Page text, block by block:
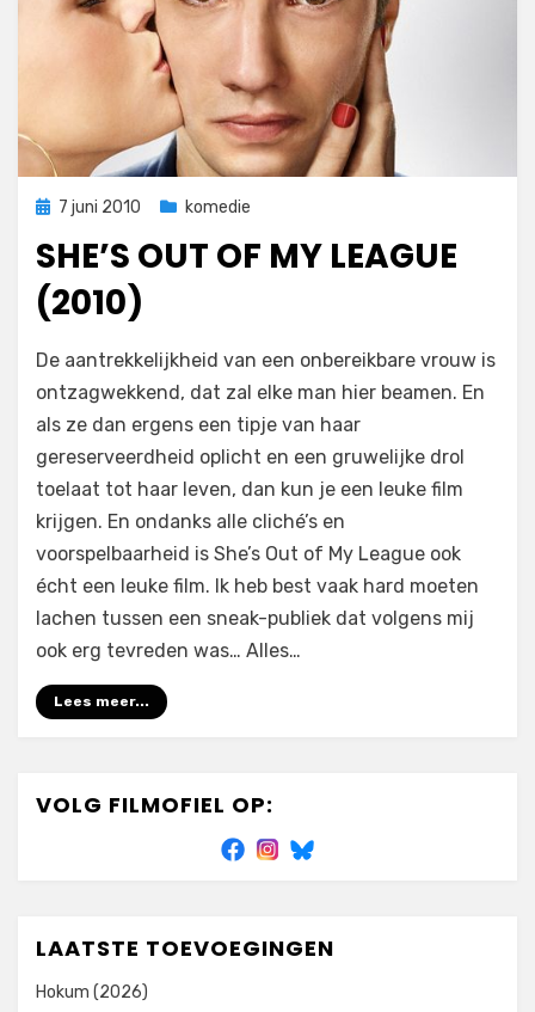
Geplaatst
7 juni 2010 komedie
SHE’S OUT OF MY LEAGUE
(2010)
Filmofiel.nl
Laat een reactie achter
Out
of
My
League
De aantrekkelijkheid van een onbereikbare vrouw is
ontzagwekkend, dat zal elke man hier beamen. En
als ze dan ergens een tipje van haar
gereserveerdheid oplicht en een gruwelijke drol
toelaat tot haar leven, dan kun je een leuke film
krijgen. En ondanks alle cliché’s en
voorspelbaarheid is She’s Out of My League ook
écht een leuke film. Ik heb best vaak hard moeten
lachen tussen een sneak-publiek dat volgens mij
ook erg tevreden was… Alles…
Lees meer...
VOLG FILMOFIEL OP:
LAATSTE TOEVOEGINGEN
Hokum (2026)